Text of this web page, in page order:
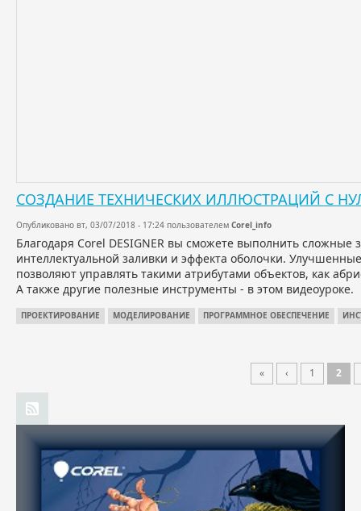
СОЗДАНИЕ ТЕХНИЧЕСКИХ ИЛЛЮСТРАЦИЙ С НУЛЯ
Опубликовано вт, 03/07/2018 - 17:24 пользователем Corel_info
Благодаря Corel DESIGNER вы сможете выполнить
интеллектуальной заливки и эффекта оболочки.
позволяют управлять такими атрибутами объектов, как
А также другие полезные инструменты - в этом видеоуроке.
ПРОЕКТИРОВАНИЕ МОДЕЛИРОВАНИЕ ПРОГРАММНОЕ ОБЕСПЕЧЕНИЕ
« ‹ 1 2